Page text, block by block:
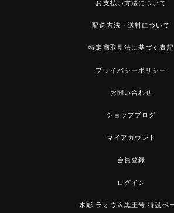
お支払い方法について
配送方法・送料について
特定商取引法に基づく表記
プライバシーポリシー
お問い合わせ
ショップブログ
マイアカウント
会員登録
ログイン
木彫 ラオウ＆黒王号 特設ペ